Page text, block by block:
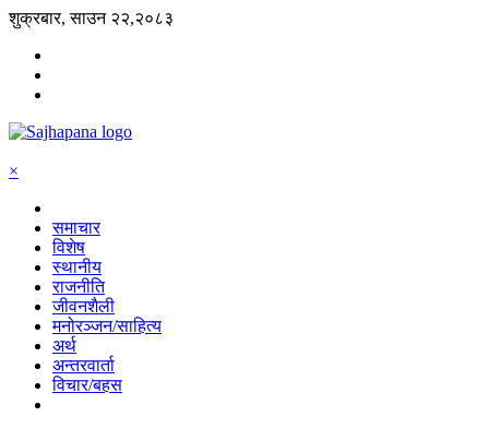
शुक्रबार, साउन २२,२०८३
×
समाचार
विशेष
स्थानीय
राजनीति
जीवनशैली
मनोरञ्जन/साहित्य
अर्थ
अन्तरवार्ता
विचार/बहस